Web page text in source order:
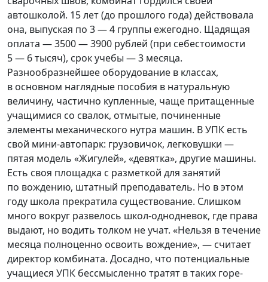
автошколой. 15 лет(до прошлого года) действовала
она, выпуская по 3 — 4 группы ежегодно. Щадящая
оплата — 3500 — 3900 рублей (при себестоимости
5 — 6 тысяч), срок учебы — 3 месяца.
Разнообразнейшее оборудование в классах,
в основном наглядные пособия в натуральную
величину, частично купленные, чаще притащенные
учащимися со свалок, отмытые, починенные
элементы механического нутра машин. В УПК есть
свой мини-автопарк: грузовичок, легковушки —
пятая модель «Жигулей», «девятка», другие машины.
Есть своя площадка с разметкой для занятий
по вождению, штатный преподаватель. Но в этом
году школа прекратила существование. Слишком
много вокруг развелось школ-однодневок, где права
выдают, но водить толком не учат. «Нельзя в течение
месяца полноценно освоить вождение», — считает
директор комбината. Досадно, что потенциальные
учащиеся УПК бессмысленно тратят в таких горе-